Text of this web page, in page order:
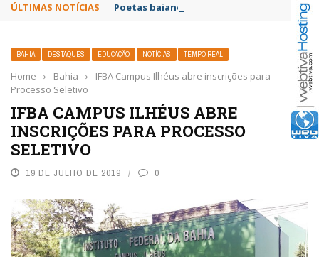
ÚLTIMAS NOTÍCIAS Poetas baianos representam o Brasil no
BAHIA DESTAQUES EDUCAÇÃO NOTÍCIAS TEMPO REAL
Home › Bahia ›
IFBA Campus Ilhéus abre inscrições para
Processo Seletivo
IFBA CAMPUS ILHÉUS ABRE
INSCRIÇÕES PARA PROCESSO
SELETIVO
19 DE JULHO DE 2019 0